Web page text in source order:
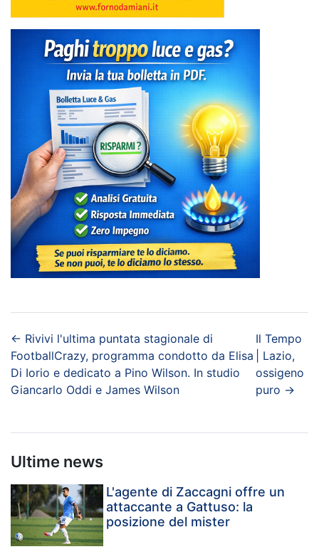
← Rivivi l'ultima puntata stagionale di
FootballCrazy, programma condotto da Elisa
Di Iorio e dedicato a Pino Wilson. In studio
Giancarlo Oddi e James Wilson
Il Tempo
| Lazio,
ossigeno
puro →
Ultime news
L'agente di Zaccagni offre un
attaccante a Gattuso: la
posizione del mister